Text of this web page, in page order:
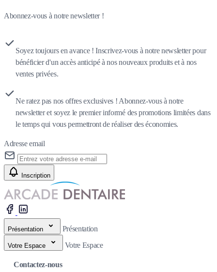
Abonnez-vous à notre newsletter !
Soyez toujours en avance ! Inscrivez-vous à notre newsletter pour
bénéficier d'un accès anticipé à nos nouveaux produits et à nos
ventes privées.
Ne ratez pas nos offres exclusives ! Abonnez-vous à notre
newsletter et soyez le premier informé des promotions limitées dans
le temps qui vous permettront de réaliser des économies.
Adresse email
Inscription
Présentation Présentation
Votre Espace Votre Espace
Contactez-nous